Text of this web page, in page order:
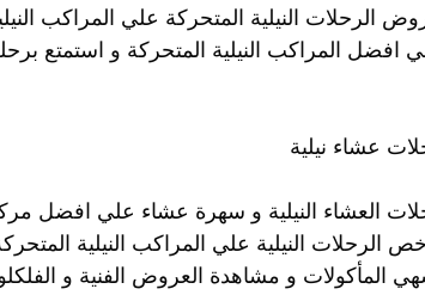
الرحلات النيلية المتحركة علي المراكب
افضل المراكب النيلية المتحركة و استمتع
عشاء نيلية
العشاء النيلية و سهرة عشاء علي افضل
الرحلات النيلية علي المراكب النيلية
المأكولات و مشاهدة العروض الفنية و